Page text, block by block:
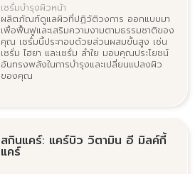
เซรั่มบำรุงผิวหน้า
ผลิตภัณฑ์ดูแลผิวที่ปฏิวัติวงการ ออกแบบมา
เพื่อฟื้นฟูและเสริมความงามตามธรรมชาติของ
คุณ เซรั่มนี้ประกอบด้วยส่วนผสมขั้นสูง เช่น
เซรั่ม ไฮยา และเซรั่ม ลำใย มอบคุณประโยชน์
อันทรงพลังในการบำรุงและเปลี่ยนแปลงผิว
ของคุณ
สกินแคร์: แคร์บิว วิตามิน อี มิลค์กี้
แคร์